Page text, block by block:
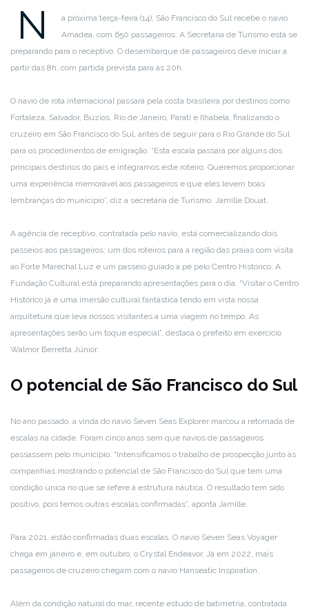
N
a próxima terça-feira (14), São Francisco do Sul recebe o navio
Amadea, com 650 passageiros. A Secretaria de Turismo está se
preparando para o receptivo. O desembarque de passageiros deve iniciar a
partir das 8h, com partida prevista para às 20h.
O navio de rota internacional passará pela costa brasileira por destinos como
Fortaleza, Salvador, Búzios, Rio de Janeiro, Parati e Ilhabela, finalizando o
cruzeiro em São Francisco do Sul, antes de seguir para o Rio Grande do Sul
para os procedimentos de emigração. “Esta escala passará por alguns dos
principais destinos do país e integramos este roteiro. Queremos proporcionar
uma experiência memorável aos passageiros e que eles levem boas
lembranças do município”, diz a secretária de Turismo, Jamille Douat.
A agência de receptivo, contratada pelo navio, está comercializando dois
passeios aos passageiros: um dos roteiros para a região das praias com visita
ao Forte Marechal Luz e um passeio guiado a pé pelo Centro Histórico. A
Fundação Cultural está preparando apresentações para o dia. “Visitar o Centro
Histórico já é uma imersão cultural fantástica tendo em vista nossa
arquitetura que leva nossos visitantes a uma viagem no tempo. As
apresentações serão um toque especial”, destaca o prefeito em exercício
Walmor Berretta Júnior.
O potencial de São Francisco do Sul
No ano passado, a vinda do navio Seven Seas Explorer marcou a retomada de
escalas na cidade. Foram cinco anos sem que navios de passageiros
passassem pelo município. “Intensificamos o trabalho de prospecção junto às
companhias mostrando o potencial de São Francisco do Sul que tem uma
condição única no que se refere à estrutura náutica. O resultado tem sido
positivo, pois temos outras escalas confirmadas”, aponta Jamille.
Para 2021, estão confirmadas duas escalas. O navio Seven Seas Voyager
chega em janeiro e, em outubro, o Crystal Endeavor. Já em 2022, mais
passageiros de cruzeiro chegam com o navio Hanseatic Inspiration.
Além da condição natural do mar, recente estudo de batimetria, contratada